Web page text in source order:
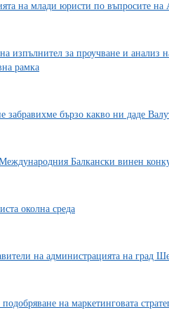
на млади юристи по въпросите на
изпълнител за проучване и анализ
рамка
бързо какво ни даде
Балкански винен
околна среда
на администрацията на град
на маркетинговата